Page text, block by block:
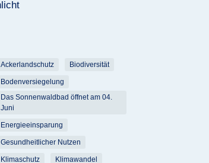
Ackerlandschutz Biodiversität
Bodenversiegelung
Das Sonnenwaldbad öffnet am 04.
Juni
Energieeinsparung
Gesundheitlicher Nutzen
Klimaschutz Klimawandel